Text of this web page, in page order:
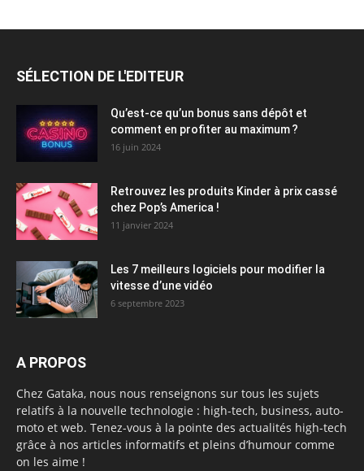
SÉLECTION DE L'EDITEUR
Qu’est-ce qu’un bonus sans dépôt et
comment en profiter au maximum ?
16 juin 2024
Retrouvez les produits Kinder à prix cassé
chez Pop’s America !
11 janvier 2024
Les 7 meilleurs logiciels pour modifier la
vitesse d’une vidéo
6 septembre 2023
A PROPOS
Chez Gataka, nous nous renseignons sur tous les sujets
relatifs à la nouvelle technologie : high-tech, business, auto-
moto et web. Tenez-vous à la pointe des actualités high-tech
grâce à nos articles informatifs et pleins d’humour comme
on les aime !